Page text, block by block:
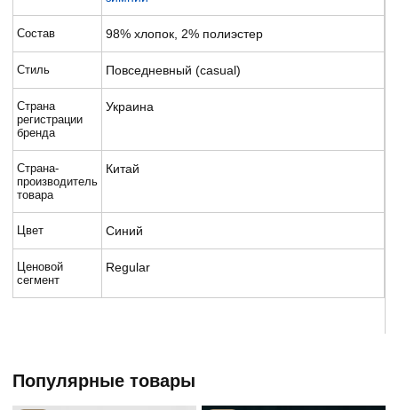
Состав 98% хлопок, 2% полиэстер
Стиль Повседневный (casual)
Страна
регистрации
бренда
Украина
Страна-
производитель
товара
Китай
Цвет Синий
Ценовой
сегмент
Regular
Популярные товары